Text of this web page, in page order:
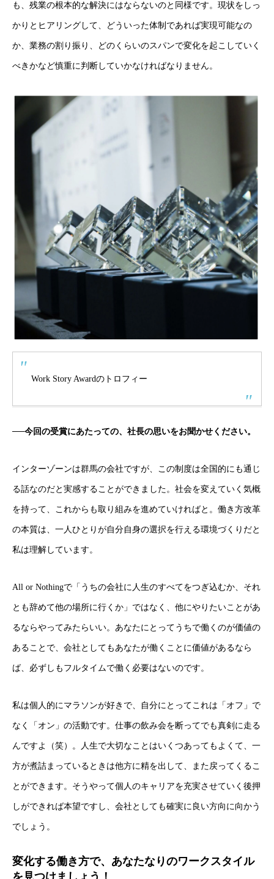
も、残業の根本的な解決にはならないのと同様です。現状をしっ
かりとヒアリングして、どういった体制であれば実現可能なの
か、業務の割り振り、どのくらいのスパンで変化を起こしていく
べきかなど慎重に判断していかなければなりません。
Work Story Awardのトロフィー
──今回の受賞にあたっての、社長の思いをお聞かせください。
インターゾーンは群馬の会社ですが、この制度は全国的にも通じ
る話なのだと実感することができました。社会を変えていく気概
を持って、これからも取り組みを進めていければと。働き方改革
の本質は、一人ひとりが自分自身の選択を行える環境づくりだと
私は理解しています。
All or Nothingで「うちの会社に人生のすべてをつぎ込むか、それ
とも辞めて他の場所に行くか」ではなく、他にやりたいことがあ
るならやってみたらいい。あなたにとってうちで働くのが価値の
あることで、会社としてもあなたが働くことに価値があるなら
ば、必ずしもフルタイムで働く必要はないのです。
私は個人的にマラソンが好きで、自分にとってこれは「オフ」で
なく「オン」の活動です。仕事の飲み会を断ってでも真剣に走る
んですよ（笑）。人生で大切なことはいくつあってもよくて、一
方が煮詰まっているときは他方に精を出して、また戻ってくるこ
とができます。そうやって個人のキャリアを充実させていく後押
しができれば本望ですし、会社としても確実に良い方向に向かう
でしょう。
変化する働き方で、あなたなりのワークスタイル